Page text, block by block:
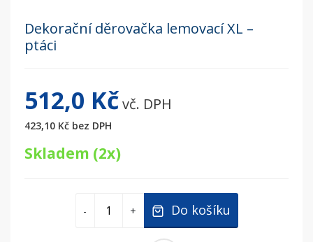
Dekorační děrovačka lemovací XL –
ptáci
512,0 Kčvč. DPH
423,10 Kč bez DPH
Skladem (2x)
- + Do košíku